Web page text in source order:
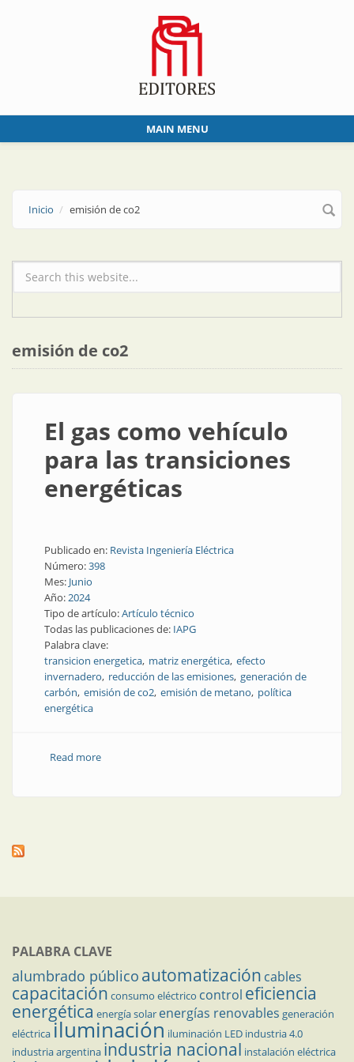
MAIN MENU
Inicio emisión de co2
Formulario de búsqueda
emisión de co2
El gas como vehículo
para las transiciones
energéticas
Publicado en: Revista Ingeniería Eléctrica
Número:398
Mes: Junio
Año:2024
Tipo de artículo:Artículo técnico
Todas las publicaciones de: IAPG
Palabra clave:
transicion energetica matriz energética efecto
invernadero reducción de las emisiones generación de
carbón emisión de co2 emisión de metano política
energética
Read moreabout El gas como vehículo para las transiciones
PALABRA CLAVE
alumbrado público automatización cables
capacitación consumo eléctrico control eficiencia
energética energía solar energías renovables generación
eléctricailuminación iluminación LED industria 4.0
industria argentina industria nacional instalación eléctrica